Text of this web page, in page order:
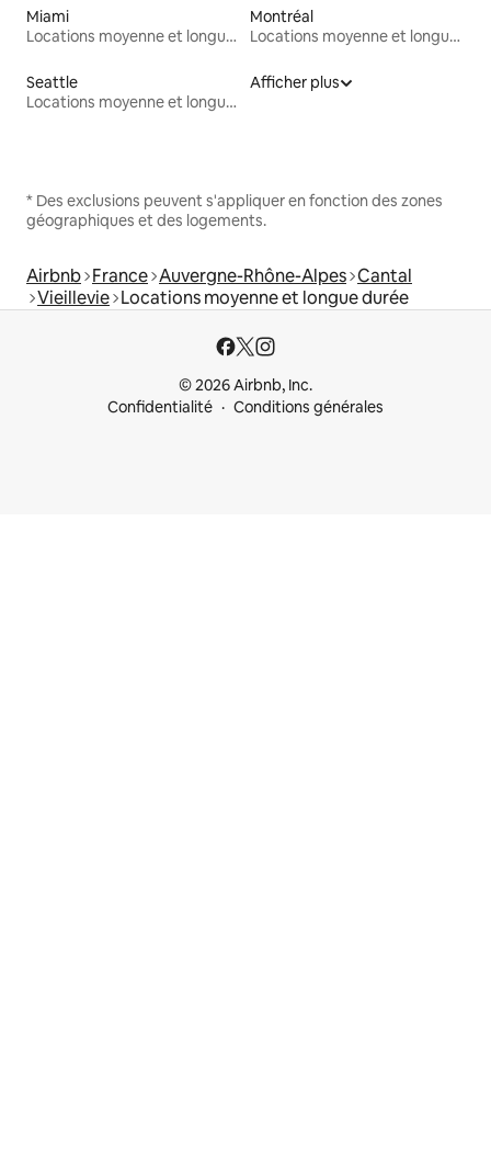
Miami
Locations moyenne et longue durée
Montréal
Locations moyenne et longue durée
Seattle
Locations moyenne et longue durée
Afficher plus
* Des exclusions peuvent s'appliquer en fonction des zones
géographiques et des logements.
Airbnb France Auvergne-Rhône-Alpes Cantal
Vieillevie Locations moyenne et longue durée
© 2026 Airbnb, Inc.
Confidentialité
Conditions générales